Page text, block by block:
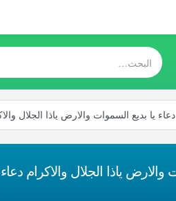
دعاء يا بديع السموات والارض ياذا الجلال